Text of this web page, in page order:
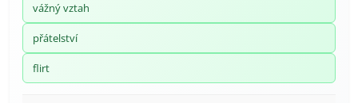
vážný vztah
přátelství
flirt